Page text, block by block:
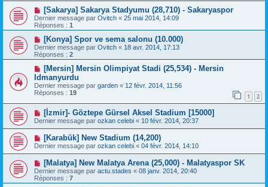
[Sakarya] Sakarya Stadyumu (28,710) - Sakaryaspor
Dernier message par Ovitch « 25 mai 2014, 14:09
Réponses : 1
[Konya] Spor ve sema salonu (10.000)
Dernier message par Ovitch « 18 avr. 2014, 17:13
Réponses : 2
[Mersin] Mersin Olimpiyat Stadi (25,534) - Mersin
Idmanyurdu
Dernier message par garden « 12 févr. 2014, 11:56
Réponses : 19 1 2
[İzmir]- Göztepe Gürsel Aksel Stadium [15000]
Dernier message par ozkan celebi « 10 févr. 2014, 20:37
[Karabük] New Stadium (14,200)
Dernier message par ozkan celebi « 04 févr. 2014, 14:10
[Malatya] New Malatya Arena (25,000) - Malatyaspor SK
Dernier message par actu.stades « 08 janv. 2014, 20:40
Réponses : 7